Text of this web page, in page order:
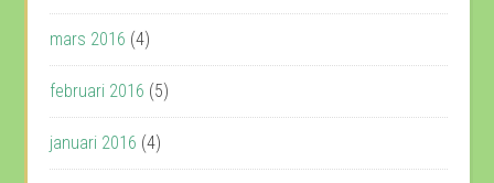
mars 2016 (4)
februari 2016 (5)
januari 2016 (4)